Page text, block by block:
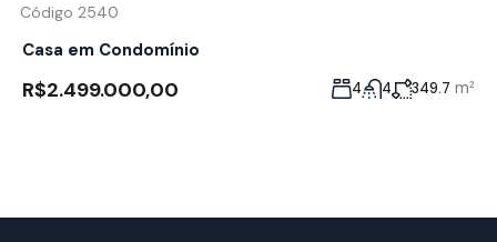
Código 2540
Casa em Condomínio
R$2.499.000,00 4 4 349.7 m²